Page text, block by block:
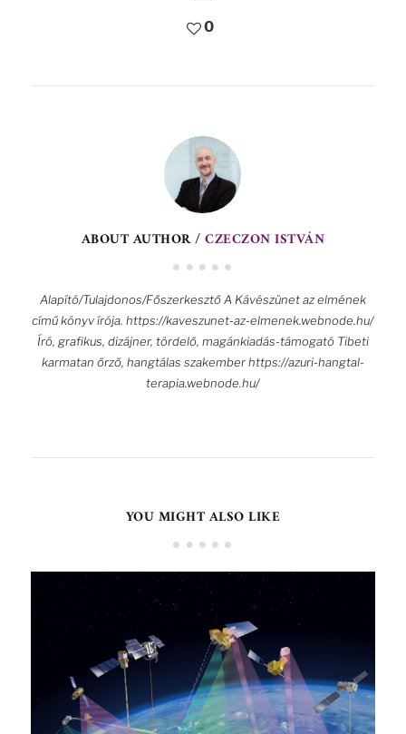
0
ABOUT AUTHOR /CZECZON ISTVÁN
Alapító/Tulajdonos/Főszerkesztő A Kávészünet az elmének
című könyv írója. https://kaveszunet-az-elmenek.webnode.hu/
Író, grafikus, dizájner, tördelő, magánkiadás-támogató Tibeti
karmatan őrző, hangtálas szakember https://azuri-hangtal-
terapia.webnode.hu/
YOU MIGHT ALSO LIKE